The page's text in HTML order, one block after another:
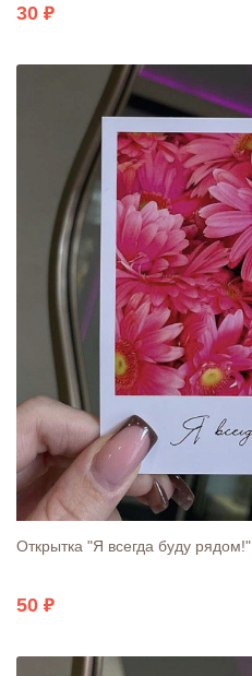
30
Открытка "Я всегда буду рядом!"
50